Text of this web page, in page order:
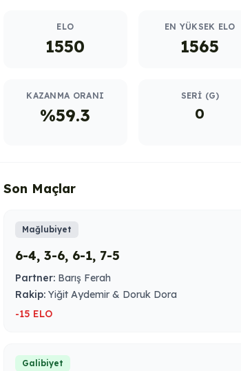
ELO
1550
EN YÜKSEK ELO
1565
KAZANMA ORANI
%59.3
SERI (G)
0
Son Maçlar
Mağlubiyet
6-4, 3-6, 6-1, 7-5
Partner: Barış Ferah
Rakip: Yiğit Aydemir & Doruk Dora
-15 ELO
Galibiyet